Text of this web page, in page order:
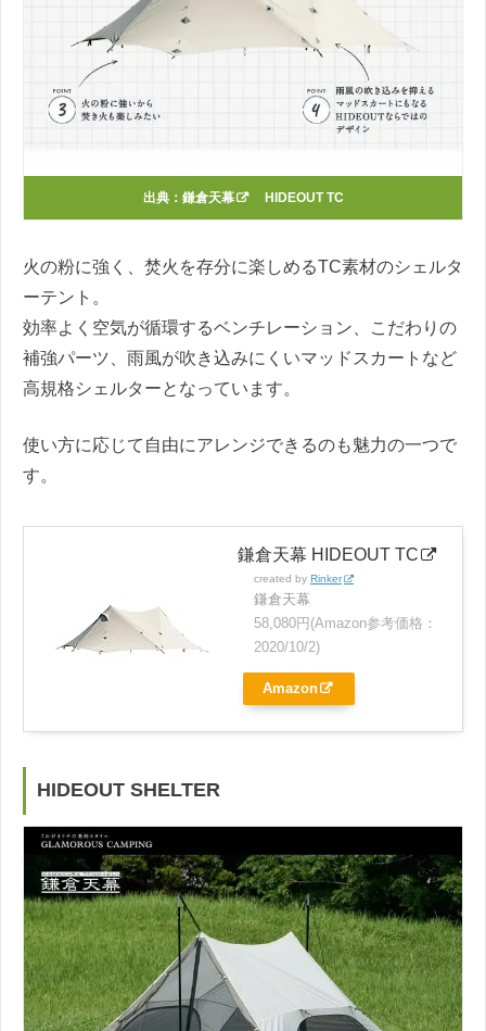
出典： 鎌倉天幕 HIDEOUT TC
火の粉に強く、焚火を存分に楽しめるTC素材のシェルタ
ーテント。
効率よく空気が循環するベンチレーション、こだわりの
補強パーツ、雨風が吹き込みにくいマッドスカートなど
高規格シェルターとなっています。
使い方に応じて自由にアレンジできるのも魅力の一つで
す。
鎌倉天幕 HIDEOUT TC
created by Rinker
鎌倉天幕
58,080円(Amazon参考価格：
2020/10/2)
Amazon
HIDEOUT SHELTER